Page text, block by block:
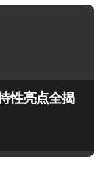
性亮点全揭